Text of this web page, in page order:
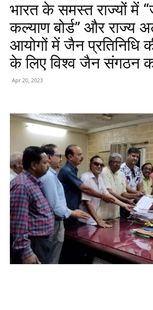
भारत के समस्त राज्यों में
कल्याण बोर्ड” और राज्य
आयोगों में जैन प्रतिनिधि
के लिए विश्व जैन संगठन
Apr 20, 2023